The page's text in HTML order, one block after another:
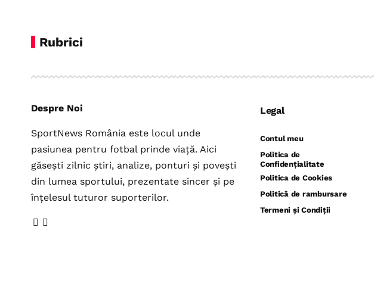
Rubrici
Despre Noi
SportNews România este locul unde
pasiunea pentru fotbal prinde viață. Aici
găsești zilnic știri, analize, ponturi și povești
din lumea sportului, prezentate sincer și pe
înțelesul tuturor suporterilor.
Legal
Contul meu
Politica de
Confidențialitate
Politica de Cookies
Politică de rambursare
Termeni și Condiții